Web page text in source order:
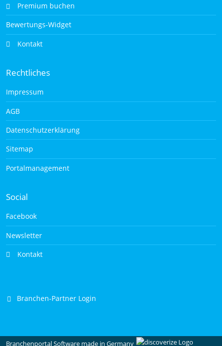
Premium buchen
Bewertungs-Widget
Kontakt
Rechtliches
Impressum
AGB
Datenschutzerklärung
Sitemap
Portalmanagement
Social
Facebook
Newsletter
Kontakt
Branchen-Partner Login
Branchenportal Software made in Germany